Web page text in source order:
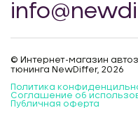
© Интернет-магазин
тюнинга NewDiffer, 2026
Политика
Соглашение об
Публичная оферта